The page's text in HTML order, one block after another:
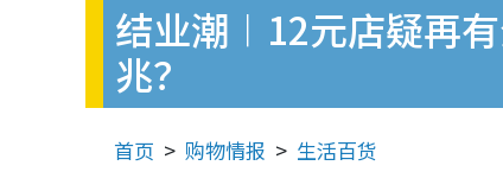
结业潮︱12元店疑再
兆？
首页 购物情报 生活百货